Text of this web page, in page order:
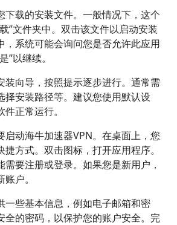
下载的安装文件。一般情况下，这个
”文件夹中。双击该文件以启动安装
，系统可能会询问您是否允许此应用
”以继续。
装向导，按照提示逐步进行。通常需
择安装路径等。建议您使用默认设
正常运行。
启动海牛加速器VPN。在桌面上，您
方式。双击图标，打开应用程序。
要注册或登录。如果您是新用户，
户。
一些基本信息，例如电子邮箱和密
全的密码，以保护您的账户安全。完